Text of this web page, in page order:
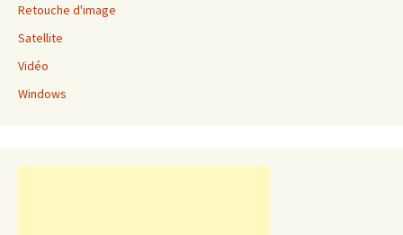
Retouche d'image
Satellite
Vidéo
Windows